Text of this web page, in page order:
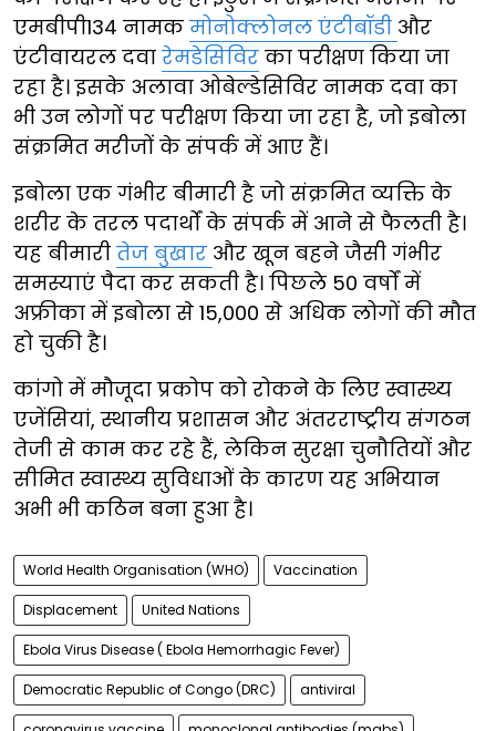
एमबीपी134 नामक मोनोक्लोनल एंटीबॉडी और
एंटीवायरल दवा रेमडेसिविर का परीक्षण किया जा
रहा है। इसके अलावा ओबेल्डेसिविर नामक दवा का
भी उन लोगों पर परीक्षण किया जा रहा है, जो इबोला
संक्रमित मरीजों के संपर्क में आए हैं।
इबोला एक गंभीर बीमारी है जो संक्रमित व्यक्ति के
शरीर के तरल पदार्थों के संपर्क में आने से फैलती है।
यह बीमारी तेज बुखार और खून बहने जैसी गंभीर
समस्याएं पैदा कर सकती है। पिछले 50 वर्षों में
अफ्रीका में इबोला से 15,000 से अधिक लोगों की मौत
हो चुकी है।
कांगो में मौजूदा प्रकोप को रोकने के लिए स्वास्थ्य
एजेंसियां, स्थानीय प्रशासन और अंतरराष्ट्रीय संगठन
तेजी से काम कर रहे हैं, लेकिन सुरक्षा चुनौतियों और
सीमित स्वास्थ्य सुविधाओं के कारण यह अभियान
अभी भी कठिन बना हुआ है।
World Health Organisation (WHO) Vaccination
Displacement United Nations
Ebola Virus Disease ( Ebola Hemorrhagic Fever)
Democratic Republic of Congo (DRC) antiviral